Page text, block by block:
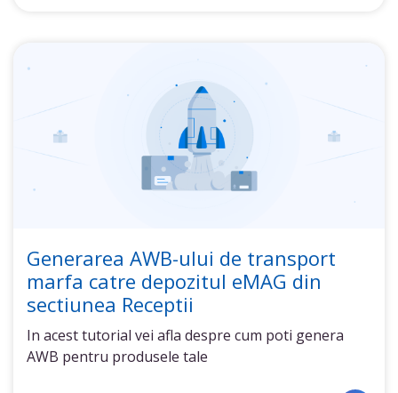
Generarea AWB-ului de transport
marfa catre depozitul eMAG din
sectiunea Receptii
In acest tutorial vei afla despre cum poti genera
AWB pentru produsele tale